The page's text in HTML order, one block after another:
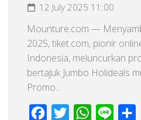
12 July 2025 11:00
Mounture.com —
2025, tiket.com, pionir
Indonesia, meluncurkan
bertajuk Jumbo Holideals
Promo...
Facebook
Twitter WhatsApp
Line